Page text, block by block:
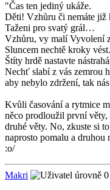
"Čas ten jediný ukáže.
Děti! Vzhůru či nemáte již
Taženi pro svatý grál…
Vzhůru, vy malí Vyvolení
Sluncem nechtě kroky vést.
Štíty hrdě nastavte
Nechť slabí z vás zemrou
aby nebylo zdržení, tak
Kvůli časování a rytmice
něco prodloužil první věty,
druhé věty. No, zkuste si
naprosto pomalu a druhou
:o/
Makri